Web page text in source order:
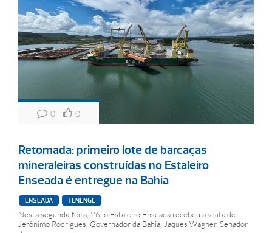
0 0
Retomada: primeiro lote de barcaças
mineraleiras construídas no Estaleiro
Enseada é entregue na Bahia
ENSEADA TENENGE
Nesta segunda-feira, 26, o Estaleiro Enseada recebeu a visita de
Jerônimo Rodrigues, Governador da Bahia; Jaques Wagner, Senador